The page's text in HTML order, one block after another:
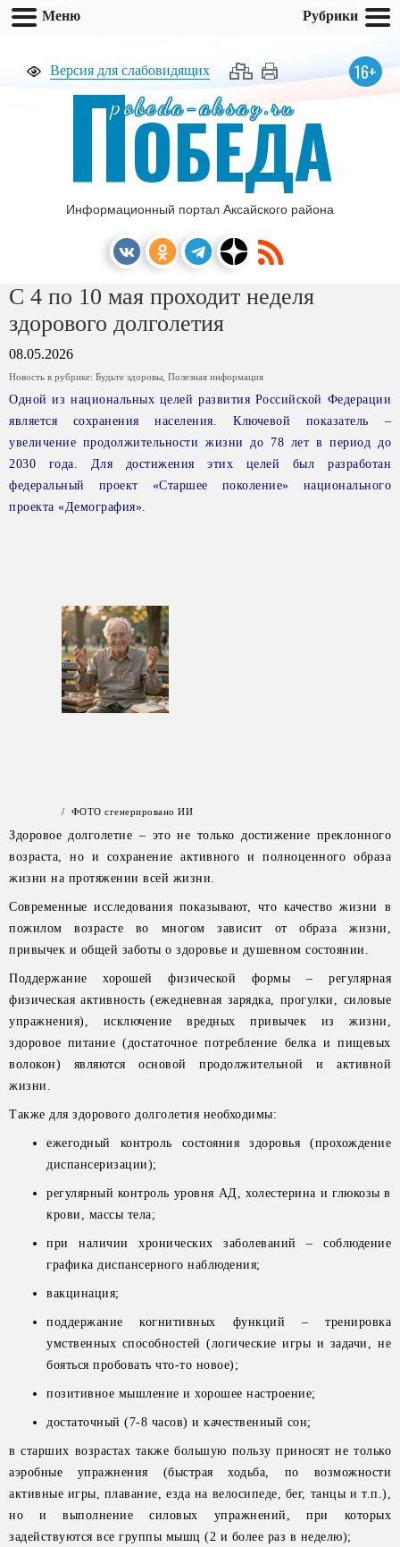
Версия для слабовидящих 16+
pobeda-aksay.ru
ПОБЕДА
Информационный портал Аксайского района
С 4 по 10 мая проходит неделя
здорового долголетия
08.05.2026
Новость в рубрике: Будьте здоровы Полезная информация
Одной из национальных целей развития Российской Федерации
является сохранения населения. Ключевой показатель –
увеличение продолжительности жизни до 78 лет в период до
2030 года. Для достижения этих целей был разработан
федеральный проект «Старшее поколение» национального
проекта «Демография».
/ ФОТО сгенерировано ИИ
Здоровое долголетие – это не только достижение преклонного
возраста, но и сохранение активного и полноценного образа
жизни на протяжении всей жизни.
Современные исследования показывают, что качество жизни в
пожилом возрасте во многом зависит от образа жизни,
привычек и общей заботы о здоровье и душевном состоянии.
Поддержание хорошей физической формы – регулярная
физическая активность (ежедневная зарядка, прогулки, силовые
упражнения), исключение вредных привычек из жизни,
здоровое питание (достаточное потребление белка и пищевых
волокон) являются основой продолжительной и активной
жизни.
Также для здорового долголетия необходимы:
ежегодный контроль состояния здоровья (прохождение
диспансеризации);
регулярный контроль уровня АД, холестерина и глюкозы в
крови, массы тела;
при наличии хронических заболеваний – соблюдение
графика диспансерного наблюдения;
вакцинация;
поддержание когнитивных функций – тренировка
умственных способностей (логические игры и задачи, не
бояться пробовать что-то новое);
позитивное мышление и хорошее настроение;
достаточный (7-8 часов) и качественный сон;
в старших возрастах также большую пользу приносят не только
аэробные упражнения (быстрая ходьба, по возможности
активные игры, плавание, езда на велосипеде, бег, танцы и т.п.),
но и выполнение силовых упражнений, при которых
задействуются все группы мышц (2 и более раз в неделю);
Меню Рубрики